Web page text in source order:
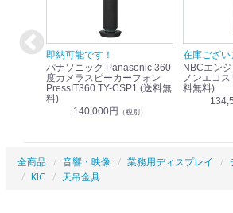
即納可能です！
パナソニック Panasonic 360
度カメラスピーカーフォン
PressIT360 TY-CSP1 (送料無
料)
140,000円 （税別）
在庫ござい
NBCエン
ノンエコ
料無料)
全商品 音響・映像 業務用ディスプレイ
KIC
天吊金具